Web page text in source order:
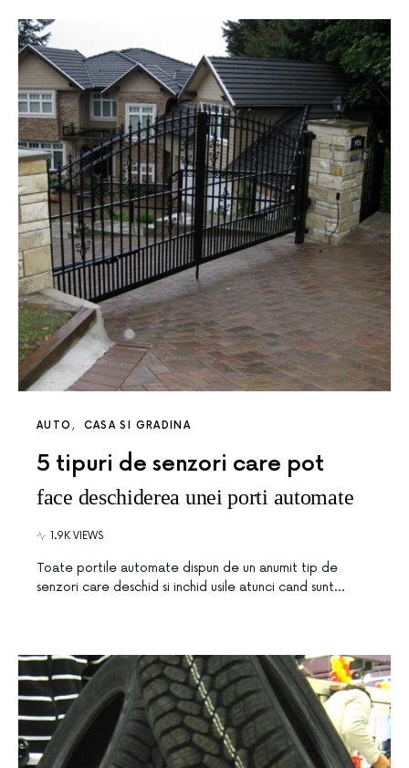
AUTO CASA SI GRADINA
5 tipuri de senzori care pot
face deschiderea unei porti automate
1.9K VIEWS
Toate portile automate dispun de un anumit tip de
senzori care deschid si inchid usile atunci cand sunt…